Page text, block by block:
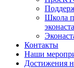
Школа
Контакты
Наши
Достижения